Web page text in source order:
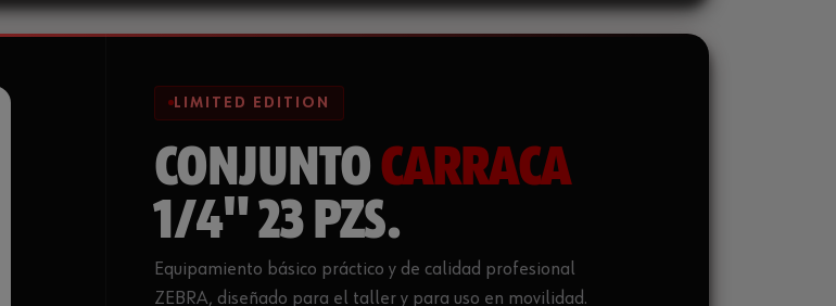
LIMITED EDITION
CONJUNTOCARRACA
1/4" 23 PZS.
Equipamiento básico práctico y de calidad profesional
ZEBRA, diseñado para el taller y para uso en movilidad.